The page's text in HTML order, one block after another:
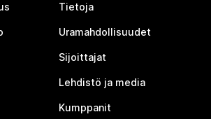
Tietoja
Uramahdollisuudet
Sijoittajat
Lehdistö ja media
Kumppanit